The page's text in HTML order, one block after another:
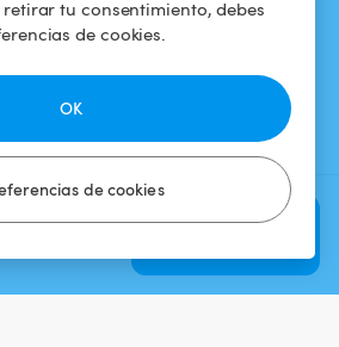
tu consentimiento, debes
de cookies.
de cookies
OK
horario
Verificar